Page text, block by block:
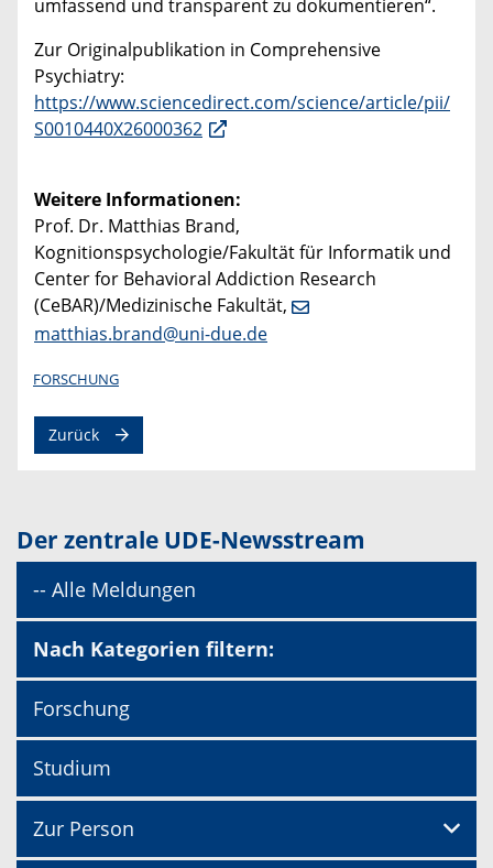
umfassend und transparent zu dokumentieren“.
Zur Originalpublikation in Comprehensive
Psychiatry:
https://www.sciencedirect.com/science/article/pii/
S0010440X26000362
Weitere Informationen:
Prof. Dr. Matthias Brand,
Kognitionspsychologie/Fakultät für Informatik und
Center for Behavioral Addiction Research
(CeBAR)/Medizinische Fakultät,
matthias.brand@uni-due.de
FORSCHUNG
Zurück
Der zentrale UDE-Newsstream
-- Alle Meldungen
Nach Kategorien filtern:
Forschung
Studium
Zur Person